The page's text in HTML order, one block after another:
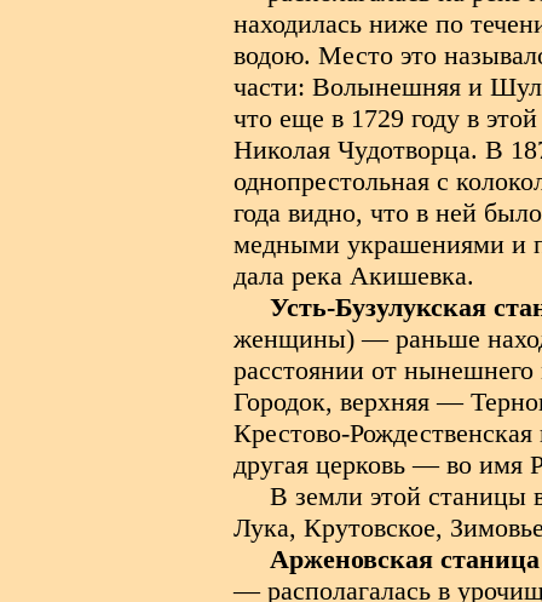
находилась ниже по
водою. Место это
части: Волынешняя и
что еще в 1729 году в
Николая Чудотворца. В
однопрестольная с
года видно, что в ней
медными украшениями и
дала река Акишевка.
Усть-Бузулукская
женщины) — раньше
расстоянии от
Городок, верхняя —
Крестово-
другая церковь — во имя
В земли этой станицы
Лука, Крутовское,
Арженовская станица
— располагалась в